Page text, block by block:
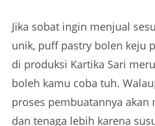
Jika sobat ingin menjual
unik, puff pastry bolen keju
di produksi Kartika Sari
boleh kamu coba tuh.
proses pembuatannya akan
dan tenaga lebih karena